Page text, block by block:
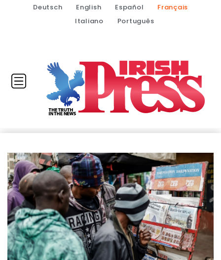
Deutsch English Español
Français
Italiano
Português